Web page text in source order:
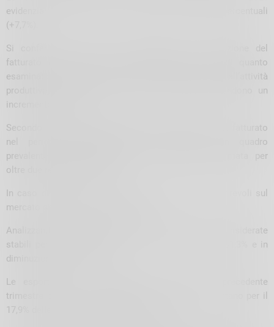
evidenzia invece una crescita di quasi otto punti percentuali
(+7,7%).
Si confermano positive le aspettative per l’evoluzione del
fatturato nei primi sei mesi del 2023, al pari di quanto
esaminato per gli indicatori riferiti alla domanda e all’attività
produttiva; in media le aziende del campione attendono un
incremento del 4,8%.
Secondo i giudizi espressi riguardo l’andamento del fatturato
nel periodo ottobre-dicembre 2022, emerge un quadro
prevalentemente caratterizzato da stabilità, confermata per
oltre due realtà su cinque.
In caso di variazioni, le dinamiche risultano più favorevoli sul
mercato domestico che per l’export.
Analizzando nel dettaglio, le vendite in Italia sono considerate
stabili per il 43,8% del campione, in crescita per il 31,3% e in
diminuzione per il 24,9%.
Le esportazioni si mantengono sui livelli del precedente
trimestre per circa una realtà su due (47,1%), aumentano per il
17,9% delle imprese e rallentano per il 35%.